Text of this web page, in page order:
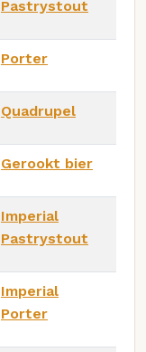
Pastrystout
Porter
Quadrupel
Gerookt bier
Imperial
Pastrystout
Imperial
Porter